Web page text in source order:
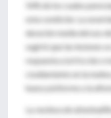
54% de los cuales
esta condición. La
duración media del uso
sugirió que las lesiones
respuesta a la fricción
cizallamiento en la
hueso pisiforme y la
La muñeca de